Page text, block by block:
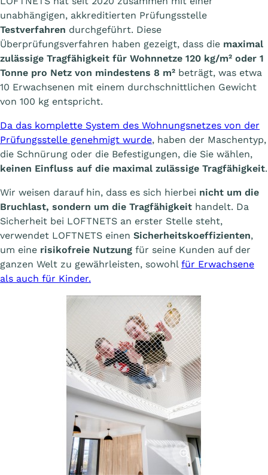
unabhängigen, akkreditierten Prüfungsstelle
Testverfahren durchgeführt. Diese
Überprüfungsverfahren haben gezeigt, dass die maximal
zulässige Tragfähigkeit für Wohnnetze 120 kg/m² oder 1
Tonne pro Netz von mindestens 8 m² beträgt, was etwa
10 Erwachsenen mit einem durchschnittlichen Gewicht
von 100 kg entspricht.
Da das komplette System des Wohnungsnetzes von der
Prüfungsstelle genehmigt wurde, haben der Maschentyp,
die Schnürung oder die Befestigungen, die Sie wählen,
keinen Einfluss auf die maximal zulässige Tragfähigkeit.
Wir weisen darauf hin, dass es sich hierbei nicht um die
Bruchlast, sondern um die Tragfähigkeit handelt. Da
Sicherheit bei LOFTNETS an erster Stelle steht,
verwendet LOFTNETS einen Sicherheitskoeffizienten,
um eine risikofreie Nutzung für seine Kunden auf der
ganzen Welt zu gewährleisten, sowohl für Erwachsene
als auch für Kinder.
Afficher l'image